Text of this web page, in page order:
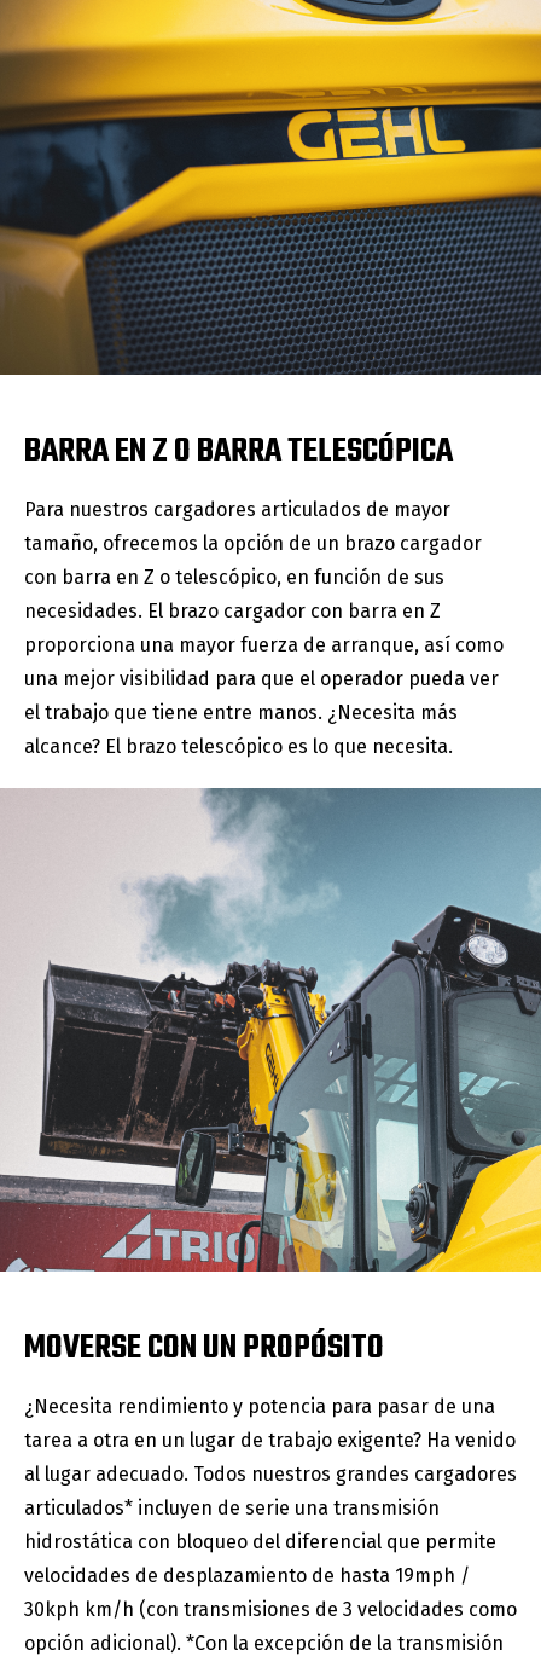
BARRA EN Z O BARRA TELESCÓPICA
Para nuestros cargadores articulados de mayor
tamaño, ofrecemos la opción de un brazo cargador
con barra en Z o telescópico, en función de sus
necesidades. El brazo cargador con barra en Z
proporciona una mayor fuerza de arranque, así como
una mejor visibilidad para que el operador pueda ver
el trabajo que tiene entre manos. ¿Necesita más
alcance? El brazo telescópico es lo que necesita.
MOVERSE CON UN PROPÓSITO
¿Necesita rendimiento y potencia para pasar de una
tarea a otra en un lugar de trabajo exigente? Ha venido
al lugar adecuado. Todos nuestros grandes cargadores
articulados* incluyen de serie una transmisión
hidrostática con bloqueo del diferencial que permite
velocidades de desplazamiento de hasta 19mph /
30kph km/h (con transmisiones de 3 velocidades como
opción adicional). *Con la excepción de la transmisión